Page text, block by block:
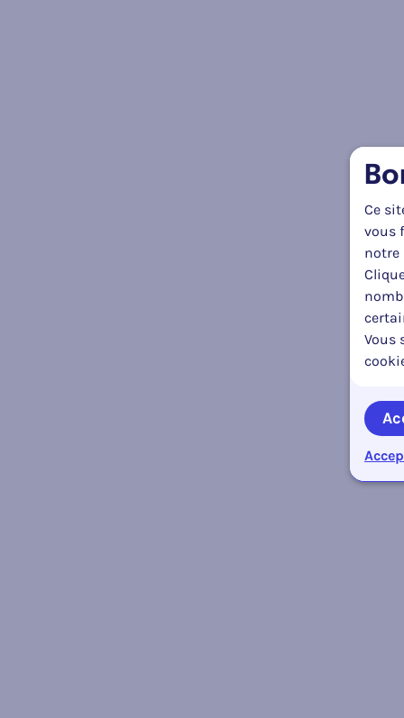
Ce
vous
notre
Vous